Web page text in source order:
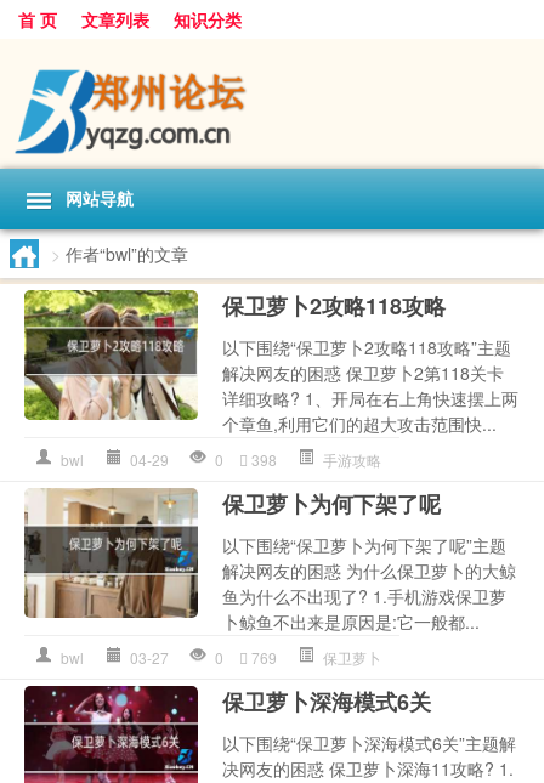
首 页 文章列表 知识分类
网站导航
> 作者“bwl”的文章
保卫萝卜2攻略118攻略
以下围绕“保卫萝卜2攻略118攻略”主题
解决网友的困惑 保卫萝卜2第118关卡
详细攻略? 1、开局在右上角快速摆上两
个章鱼,利用它们的超大攻击范围快...
bwl 04-29 0 398 手游攻略
保卫萝卜为何下架了呢
以下围绕“保卫萝卜为何下架了呢”主题
解决网友的困惑 为什么保卫萝卜的大鲸
鱼为什么不出现了? 1.手机游戏保卫萝
卜鲸鱼不出来是原因是:它一般都...
bwl 03-27 0 769 保卫萝卜
保卫萝卜深海模式6关
以下围绕“保卫萝卜深海模式6关”主题解
决网友的困惑 保卫萝卜深海11攻略? 1.